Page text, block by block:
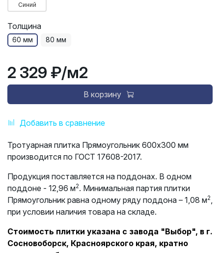
Добавить в сравнение
Синий
Толщина
60 мм 80 мм
2 329 ₽/м2
В корзину
Тротуарная плитка Прямоугольник 600х300 мм
производится по ГОСТ 17608-2017.
Продукция поставляется на поддонах. В одном
поддоне - 12,96 м2. Минимальная партия плитки
Прямоугольник равна одному ряду поддона – 1,08 м2
при условии наличия товара на складе.
Стоимость плитки указана с завода "Выбор", в г.
Сосновоборск, Красноярского края, кратно